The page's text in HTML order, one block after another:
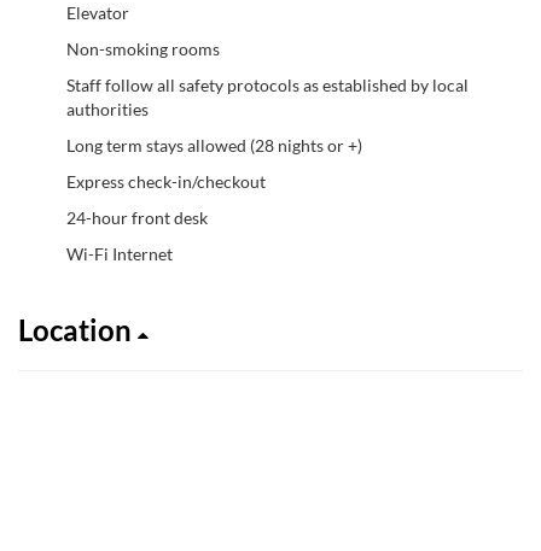
Elevator
Non-smoking rooms
Staff follow all safety protocols as established by local
authorities
Long term stays allowed (28 nights or +)
Express check-in/checkout
24-hour front desk
Wi-Fi Internet
Location